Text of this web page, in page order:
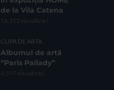
de la Vila Catena
16.212 vizualizari
CLIPA DE ARTA
Albumul de artă
“Paris Pallady”
6.597 vizualizari